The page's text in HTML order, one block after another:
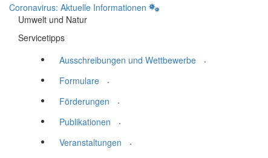
Coronavirus: Aktuelle Informationen
Umwelt und Natur
Servicetipps
Ausschreibungen und Wettbewerbe
.
Formulare
.
Förderungen
.
Publikationen
.
Veranstaltungen
.